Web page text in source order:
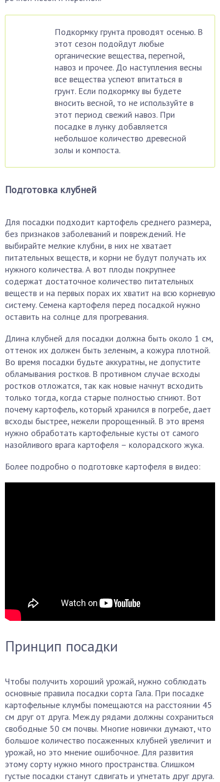
Подкормку грунта проводят осенью. В
этот сезон подойдут любые
органические вещества, перегной,
навоз и прочее. До наступления весны
все вещества успеют впитаться в
грунт. Если подкормку вы будете
вносить весной, то не используйте в
этот период свежий навоз. При
посадке в лунку добавляется
небольшое количество древесной
золы и компоста.
Подготовка клубней
Для посадки подходит картофель среднего размера,
без признаков заболеваний и повреждений. Не
выбирайте мелкие клубни, в них не хватает
питательных веществ, и корни не будут получать их
нужного количества. А вот плоды покрупнее
содержат достаточное количество питательных
веществ и на первых порах их хватит на всю корневую
систему. Семена картофеля перед посадкой нужно
оставить на солнце для прогревания.
Длина клубней для посадки должна быть около 1 см,
оттенок их должен быть зеленым, а кожура плотной.
Во время посадки будьте аккуратны, не допустите
обламывания ростков. В противном случае всходы
ростков отложатся, так как новые начнут всходить
только тогда, когда старые полностью сгниют. Вот
почему картофель, который хранился в погребе, дает
всходы быстрее, нежели пророщенный. В это время
нужно обработать картофельные кусты от самого
назойливого врага картофеля – колорадского жука.
Более подробно о подготовке картофеля в видео:
Принцип посадки
Чтобы получить хороший урожай, нужно соблюдать
основные правила посадки сорта Гала. При посадке
картофельные клумбы помещаются на расстоянии 45
см друг от друга. Между рядами должны сохраниться
свободные 50 см почвы. Многие новички думают, что
большое количество посаженных клубней увеличит и
урожай, но это мнение ошибочное. Для развития
этому сорту нужно много пространства. Слишком
густые посадки станут сдвигать и угнетать друг друга.